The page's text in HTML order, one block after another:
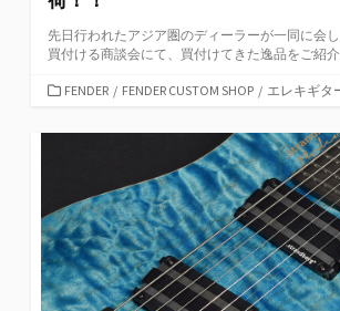
先日行われたアジア圏のディーラーが一同に会
買付ける商談会にて、買付けてきた逸品をご紹
カ
ゴ
FENDER / FENDER CUSTOM SHOP / エレキギタ